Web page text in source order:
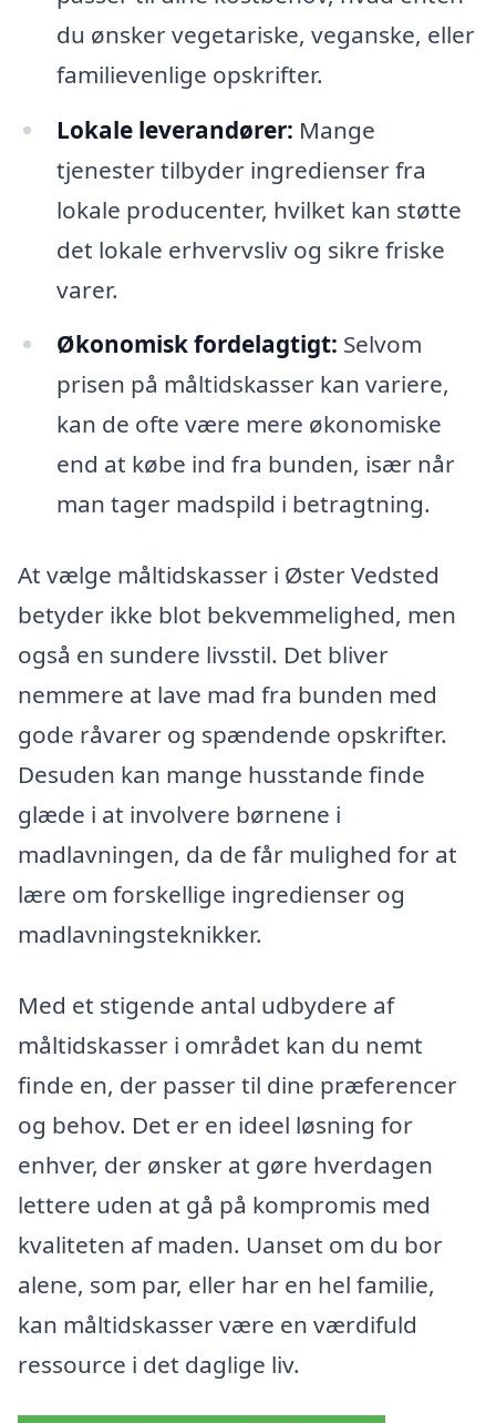
du ønsker vegetariske, veganske, eller
familievenlige opskrifter.
Lokale leverandører: Mange
tjenester tilbyder ingredienser fra
lokale producenter, hvilket kan støtte
det lokale erhvervsliv og sikre friske
varer.
Økonomisk fordelagtigt: Selvom
prisen på måltidskasser kan variere,
kan de ofte være mere økonomiske
end at købe ind fra bunden, især når
man tager madspild i betragtning.
At vælge måltidskasser i Øster Vedsted
betyder ikke blot bekvemmelighed, men
også en sundere livsstil. Det bliver
nemmere at lave mad fra bunden med
gode råvarer og spændende opskrifter.
Desuden kan mange husstande finde
glæde i at involvere børnene i
madlavningen, da de får mulighed for at
lære om forskellige ingredienser og
madlavningsteknikker.
Med et stigende antal udbydere af
måltidskasser i området kan du nemt
finde en, der passer til dine præferencer
og behov. Det er en ideel løsning for
enhver, der ønsker at gøre hverdagen
lettere uden at gå på kompromis med
kvaliteten af maden. Uanset om du bor
alene, som par, eller har en hel familie,
kan måltidskasser være en værdifuld
ressource i det daglige liv.